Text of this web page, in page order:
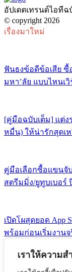
เราให้ความ
อัปเดตเทรนด์ไอทีฉ
© copyright 2026
เรื่องมาใหม่
ฟันธงข้อดีข้อเสีย ซื้
มหา’ลัย แบบไหนเวิ
[คู่มือฉบับเต็ม] แต่ง
หมื่น) ให้น่ารักสุดเห
คู่มือเลือกซื้อแขนจั
สตรีมมิ่ง/ยูทูบเบอร์
เปิดโผสุดยอด App
พร้อมก่อนเริ่มงานจ
คอมพิวเตอร์
ซอฟต์แวร์